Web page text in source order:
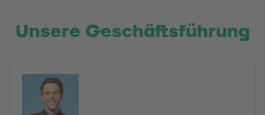
Unsere Geschäftsführung